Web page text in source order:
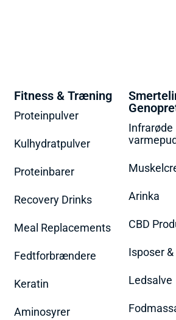
Fitness & Træning
Proteinpulver
Kulhydratpulver
Proteinbarer
Recovery Drinks
Meal Replacements
Fedtforbrændere
Keratin
Aminosyrer
Infrarøde
Arinka
CBD
Isposer
Ledsalve